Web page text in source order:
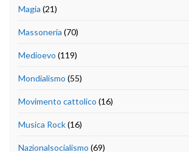
Magia (21)
Massoneria (70)
Medioevo (119)
Mondialismo (55)
Movimento cattolico (16)
Musica Rock(16)
Nazionalsocialismo (69)